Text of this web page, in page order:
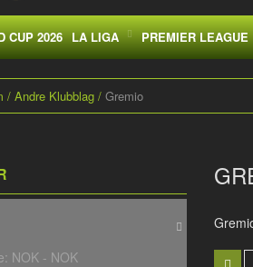
CUP 2026 LA LIGA PREMIER LEAGUE
Andre Klubblag Gremio
NOK - NOK